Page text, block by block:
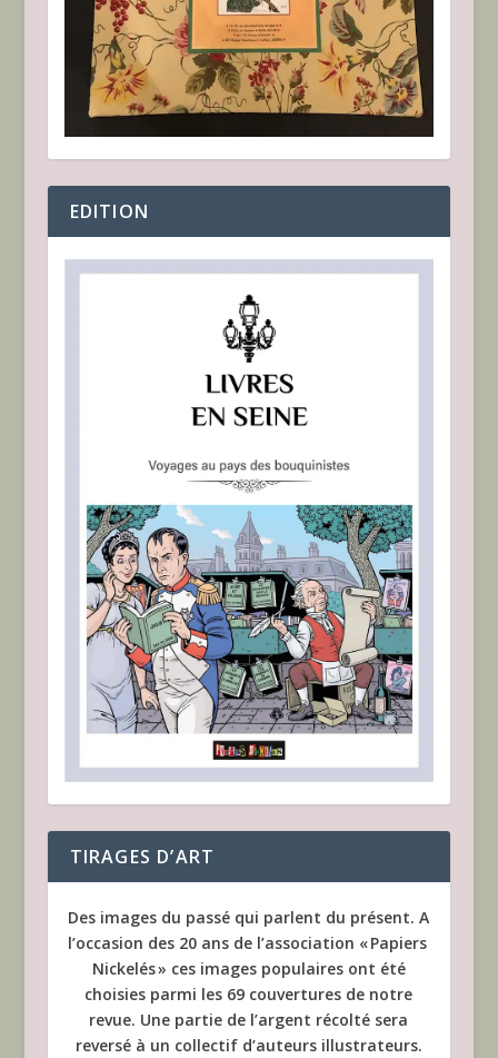
EDITION
TIRAGES D’ART
Des images du passé qui parlent du présent. A
l’occasion des 20 ans de l’association « Papiers
Nickelés » ces images populaires ont été
choisies parmi les 69 couvertures de notre
revue. Une partie de l’argent récolté sera
reversé à un collectif d’auteurs illustrateurs.